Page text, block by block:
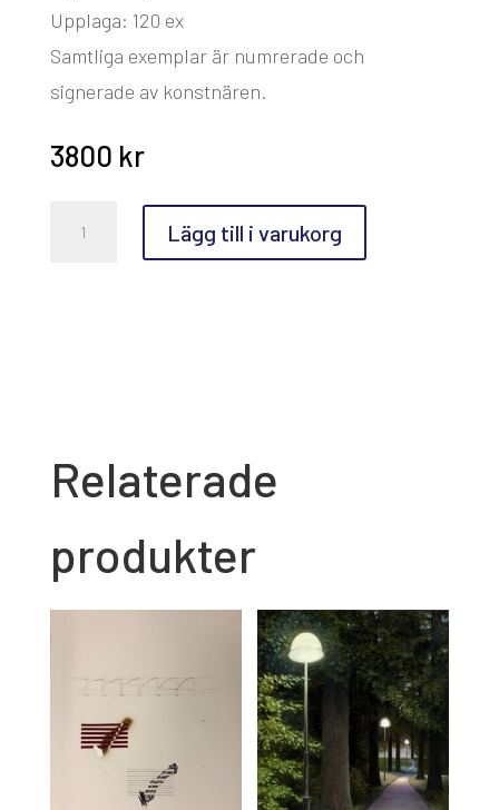
Upplaga: 120 ex
Samtliga exemplar är numrerade och
signerade av konstnären.
3800 kr
LITO,
Lägg till i varukorg
Relaterade
produkter